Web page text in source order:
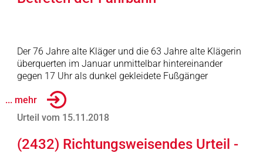
Der 76 Jahre alte Kläger und die 63 Jahre alte Klägerin
überquerten im Januar unmittelbar hintereinander
gegen 17 Uhr als dunkel gekleidete Fußgänger
... mehr
Urteil vom 15.11.2018
(2432) Richtungsweisendes Urteil -